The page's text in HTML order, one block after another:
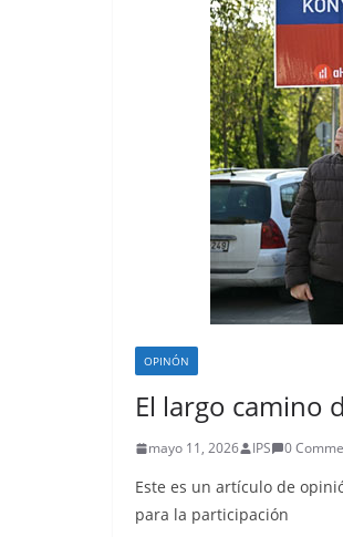
OPINÓN
El largo camino
mayo 11, 2026 IPS 0
Este es un artículo de
para la participación